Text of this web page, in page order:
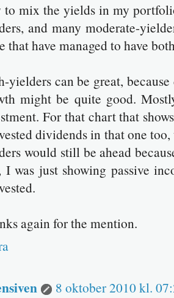
mix the yields in my
and many moderate-
that have managed to have
yielders can be great,
might be quite good.
For that chart that
dividends in that one
would still be ahead
I was just showing passive
again for the mention.
8 oktober 2010 kl.